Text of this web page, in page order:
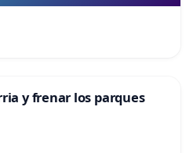
y frenar los parques